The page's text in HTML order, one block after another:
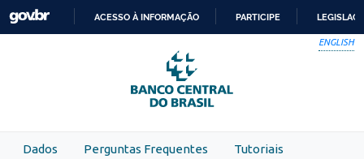
Skip to main content
PARA
O
CONTEÚDO
ACESSO À INFORMAÇÃO PARTICIPE
ENGLISH
Dados Perguntas Frequentes Tutoriais